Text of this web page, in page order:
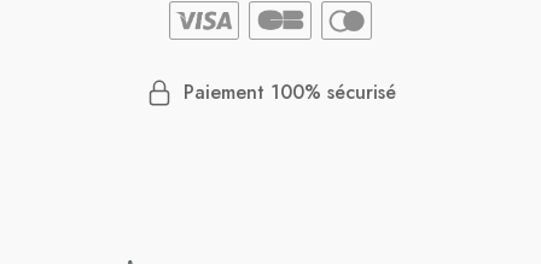
Paiement 100% sécurisé